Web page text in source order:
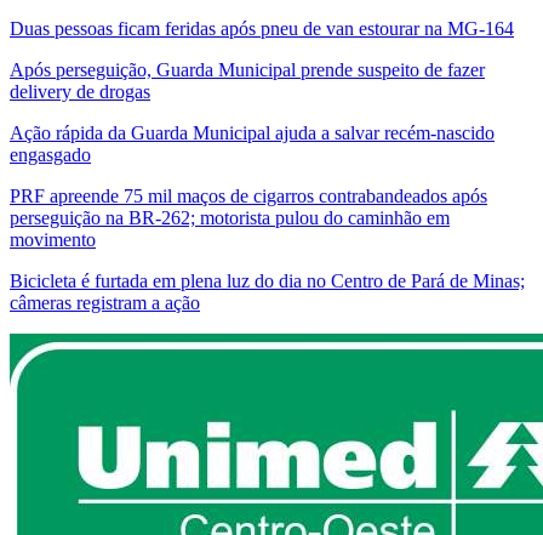
Duas pessoas ficam feridas após pneu de van estourar na MG-164
Após perseguição, Guarda Municipal prende suspeito de fazer
delivery de drogas
Ação rápida da Guarda Municipal ajuda a salvar recém-nascido
engasgado
PRF apreende 75 mil maços de cigarros contrabandeados após
perseguição na BR-262; motorista pulou do caminhão em
movimento
Bicicleta é furtada em plena luz do dia no Centro de Pará de Minas;
câmeras registram a ação